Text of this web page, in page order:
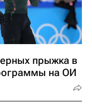
прыжка в
на ОИ